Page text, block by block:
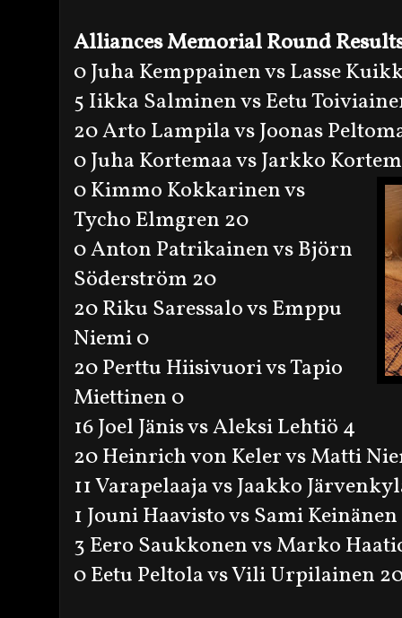
Alliances Memorial Round
0 Juha Kemppainen vs Lasse
5 Iikka Salminen vs Eetu
20 Arto Lampila vs Joonas
0 Juha Kortemaa vs Jarkko
0 Kimmo Kokkarinen vs
Tycho Elmgren 20
0 Anton Patrikainen vs Björn
Söderström 20
20 Riku Saressalo vs Emppu
Niemi 0
20 Perttu Hiisivuori vs Tapio
Miettinen 0
16 Joel Jänis vs Aleksi Lehtiö 4
20 Heinrich von Keler vs Matti
11 Varapelaaja vs Jaakko
1 Jouni Haavisto vs Sami Keinänen
3 Eero Saukkonen vs Marko
0 Eetu Peltola vs Vili Urpilainen